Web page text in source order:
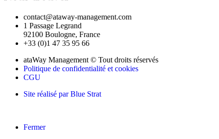
contact@ataway-management.com
1 Passage Legrand
92100 Boulogne, France
+33 (0)1 47 35 95 66
ataWay Management © Tout droits réservés
Politique de confidentialité et cookies
CGU
Site réalisé par Blue Strat
Fermer